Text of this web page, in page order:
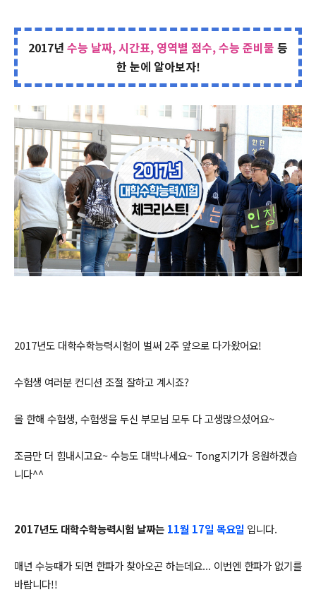
2017년 수능 날짜, 시간표, 영역별 점수, 수능 준비물 등
한 눈에 알아보자!
2017년도 대학수학능력시험이 벌써 2주 앞으로 다가왔어요!
수험생 여러분 컨디션 조절 잘하고 계시죠?
올 한해 수험생, 수험생을 두신 부모님 모두 다 고생많으셨어요~
조금만 더 힘내시고요~ 수능도 대박나세요~ Tong지기가 응원하겠습
니다^^
2017년도 대학수학능력시험 날짜는 11월 17일 목요일 입니다.
매년 수능때가 되면 한파가 찾아오곤 하는데요... 이번엔 한파가 없기를
바랍니다!!